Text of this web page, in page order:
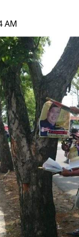
AM